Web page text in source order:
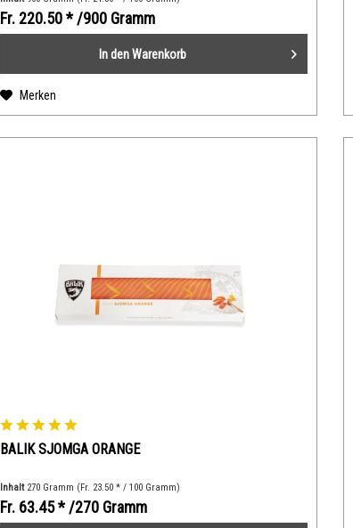
Fr. 220.50 */900 Gramm
In den Warenkorb
Merken
BALIK SJOMGA ORANGE
Inhalt 270 Gramm (Fr. 23.50 * / 100 Gramm)
Fr. 63.45 */270 Gramm